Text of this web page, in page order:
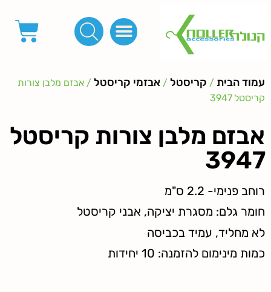
עמוד הבית / קריסטל / אבזמי קריסטל / אבזם מלבן צורות
קריסטל 3947
אבזם מלבן צורות קריסטל
3947
רוחב פנימי- 2.2 ס"מ
חומר גלם: מסגרת יציקה, אבני קריסטל
לא מחליד, עמיד בכביסה
כמות מינימום להזמנה: 10 יחידות